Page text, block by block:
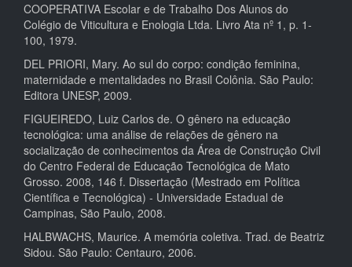
COOPERATIVA Escolar e de Trabalho Dos Alunos do
Colégio de Viticultura e Enologia Ltda. Livro Ata nº 1, p. 1-
100, 1979.
DEL PRIORI, Mary. Ao sul do corpo: condição feminina,
maternidade e mentalidades no Brasil Colônia. São Paulo:
Editora UNESP, 2009.
FIGUEIREDO, Luiz Carlos de. O gênero na educação
tecnológica: uma análise de relações de gênero na
socialização de conhecimentos da Área de Construção Civil
do Centro Federal de Educação Tecnológica de Mato
Grosso. 2008, 146 f. Dissertação (Mestrado em Política
Científica e Tecnológica) - Universidade Estadual de
Campinas, São Paulo, 2008.
HALBWACHS, Maurice. A memória coletiva. Trad. de Beatriz
Sidou. São Paulo: Centauro, 2006.